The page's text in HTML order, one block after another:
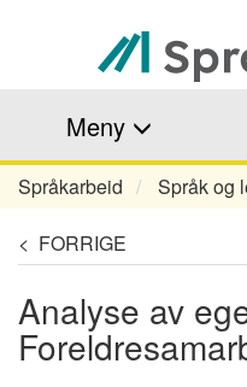
hovedinnhold
Meny
Navigasjonssti
Språkarbeid Språk og
< FORRIGE
Analyse av